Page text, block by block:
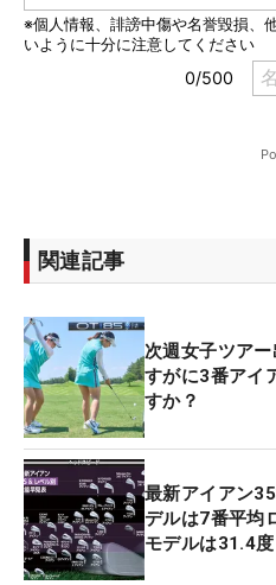
関連記事
次週女子ツア
すがに3番アイ
すか？
最新アイアン
デルは7番平均
モデルは31.4度